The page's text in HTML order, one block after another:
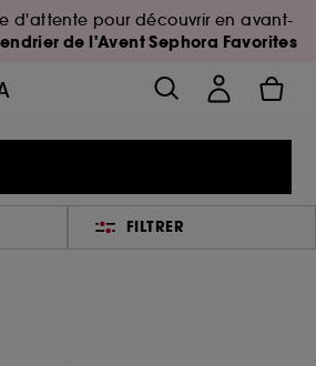
d'attente pour découvrir en avant-
de l'Avent Sephora Favorites
FILTRER